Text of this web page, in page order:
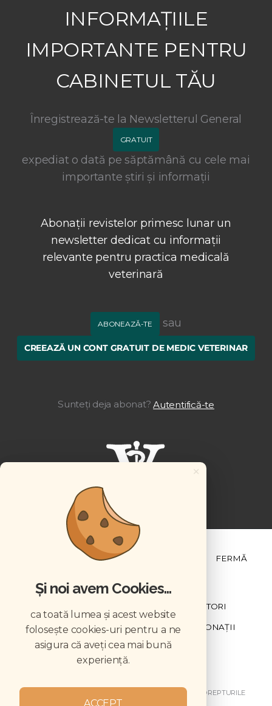
INFORMAȚIILE
IMPORTANTE PENTRU
CABINETUL TĂU
Înregistrează-te la Newsletterul General
GRATUIT
expediat o dată pe săptămână cu cele mai
importante știri și informații
Abonații revistelor primesc lunar un
newsletter dedicat cu informații
relevante pentru practica medicală
veterinară
ABONEAZĂ-TE sau
CREEAZĂ UN CONT GRATUIT DE MEDIC VETERINAR
Sunteți deja abonat? Autentifică-te
ȘTIINȚĂ ȘI PRACTICĂ FERMĂ
CONTRIBUTORI
DESCĂRCĂRI ACREDITARE CMVRO DONAȚII
CHESTIONAR
COPYRIGHT © 2026 REVISTELE VETERINARUL. TOATE DREPTURILE
REZERVATE.
×
Și noi avem Cookies...
ca toată lumea și acest website
folosește cookies-uri pentru a ne
asigura că aveți cea mai bună
experiență.
ACCEPT